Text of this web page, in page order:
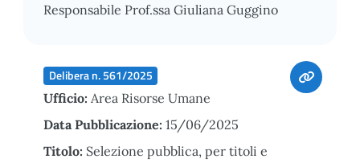
Responsabile Prof.ssa Giuliana Guggino
Delibera n. 561/2025
Ufficio: Area Risorse Umane
Data Pubblicazione: 15/06/2025
Titolo: Selezione pubblica, per titoli e